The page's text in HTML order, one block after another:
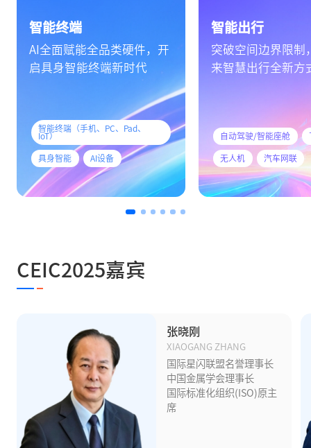
智能终端
AI全面赋能全品类硬件，开
启具身智能终端新时代
智能终端（手机、PC、Pad、
IoT）
具身智能 AI设备
智能出行
突破空间边界限制
来智慧出行全新方
自动驾驶/智能座舱
无人机 汽车网联
CEIC2025嘉宾
张晓刚
XIAOGANG ZHANG
国际星闪联盟名誉理事长
中国金属学会理事长
国际标准化组织(ISO)原主
席